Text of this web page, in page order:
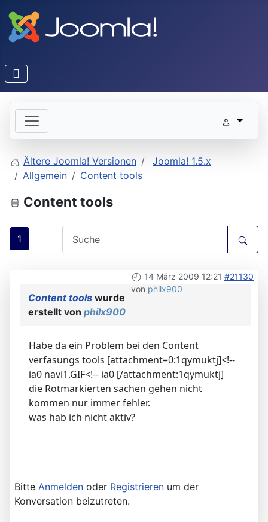
Ältere Joomla! Versionen
Joomla! 1.5.x
Allgemein
Content tools
Content tools
1
14 März 2009 12:21 #21130
von philx900
Content tools wurde
erstellt von philx900
Habe da ein Problem bei den Content
verfasungs tools [attachment=0:1qymuktj]<!--
ia0 navi1.GIF<!-- ia0 [/attachment:1qymuktj]
die Rotmarkierten sachen gehen nicht
kommen nur immer fehler.
was hab ich nicht aktiv?
Bitte Anmelden oder Registrieren um der
Konversation beizutreten.